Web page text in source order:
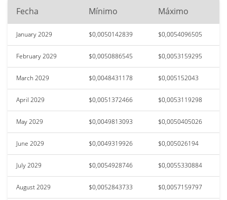
Fecha Mínimo Máximo
January 2029 $0,0050142839 $0,0054096505
February 2029 $0,0050886545 $0,0053159295
March 2029 $0,0048431178 $0,005152043
April 2029 $0,0051372466 $0,0053119298
May 2029 $0,0049813093 $0,0050405026
June 2029 $0,0049319926 $0,005026194
July 2029 $0,0054928746 $0,0055330884
August 2029 $0,0052843733 $0,0057159797